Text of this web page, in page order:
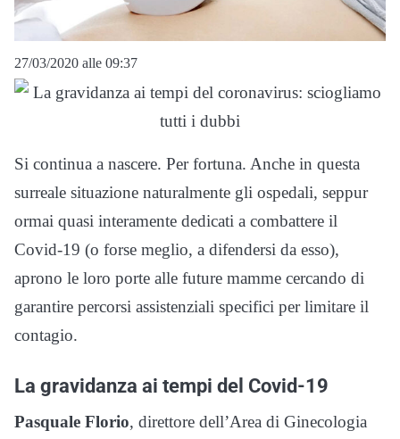
27/03/2020 alle 09:37
Si continua a nascere. Per fortuna. Anche in questa
surreale situazione naturalmente gli ospedali, seppur
ormai quasi interamente dedicati a combattere il
Covid-19 (o forse meglio, a difendersi da esso),
aprono le loro porte alle future mamme cercando di
garantire percorsi assistenziali specifici per limitare il
contagio.
La gravidanza ai tempi del Covid-19
Pasquale Florio, direttore dell’Area di Ginecologia